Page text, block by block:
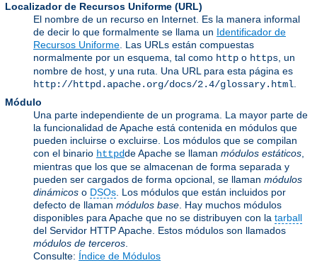
Localizador de Recursos Uniforme (URL)
El nombre de un recurso en Internet. Es la manera informal
de decir lo que formalmente se llama un Identificador de
Recursos Uniforme . Las URLs están compuestas
normalmente por un esquema, tal como http o https , un
nombre de host, y una ruta. Una URL para esta página es
http://httpd.apache.org/docs/2.4/glossary.html
Módulo
Una parte independiente de un programa. La mayor parte de
la funcionalidad de Apache está contenida en módulos que
pueden incluirse o excluirse. Los módulos que se compilan
con el binario httpdde Apache se llaman módulos estáticos
mientras que los que se almacenan de forma separada y
pueden ser cargados de forma opcional, se llaman módulos
dinámicos o DSOs . Los módulos que están incluidos por
defecto de llaman módulos base . Hay muchos módulos
disponibles para Apache que no se distribuyen con la tarball
del Servidor HTTP Apache. Estos módulos son llamados
módulos de terceros
Consulte: Índice de Módulos